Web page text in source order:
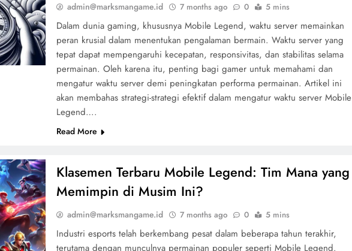
admin@marksmangame.id 7 months ago 0 5 mins
Dalam dunia gaming, khususnya Mobile Legend, waktu server memainkan
peran krusial dalam menentukan pengalaman bermain. Waktu server yang
tepat dapat mempengaruhi kecepatan, responsivitas, dan stabilitas selama
permainan. Oleh karena itu, penting bagi gamer untuk memahami dan
mengatur waktu server demi peningkatan performa permainan. Artikel ini
akan membahas strategi-strategi efektif dalam mengatur waktu server Mobile
Legend….
Read More
Klasemen Terbaru Mobile Legend: Tim Mana yang
Memimpin di Musim Ini?
admin@marksmangame.id 7 months ago 0 5 mins
Industri esports telah berkembang pesat dalam beberapa tahun terakhir,
terutama dengan munculnya permainan populer seperti Mobile Legend.